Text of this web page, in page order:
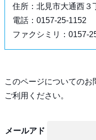
住所：北見市大通西
電話：0157-25-1152
ファクシミリ：0157-
このページについての
ご利用ください。
メールアド